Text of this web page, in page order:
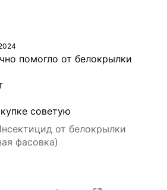
помогло от белокрылки
советую
от белокрылки
фасовка)